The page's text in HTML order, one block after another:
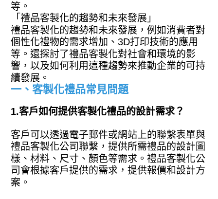
等。
「禮品客製化的趨勢和未來發展」
禮品客製化的趨勢和未來發展，例如消費者對
個性化禮物的需求增加、3D打印技術的應用
等。還探討了禮品客製化對社會和環境的影
響，以及如何利用這種趨勢來推動企業的可持
續發展。
一、客製化禮品常見問題
1.客戶如何提供客製化禮品的設計需求？
客戶可以透過電子郵件或網站上的聯繫表單與
禮品客製化公司聯繫，提供所需禮品的設計圖
樣、材料、尺寸、顏色等需求。禮品客製化公
司會根據客戶提供的需求，提供報價和設計方
案。